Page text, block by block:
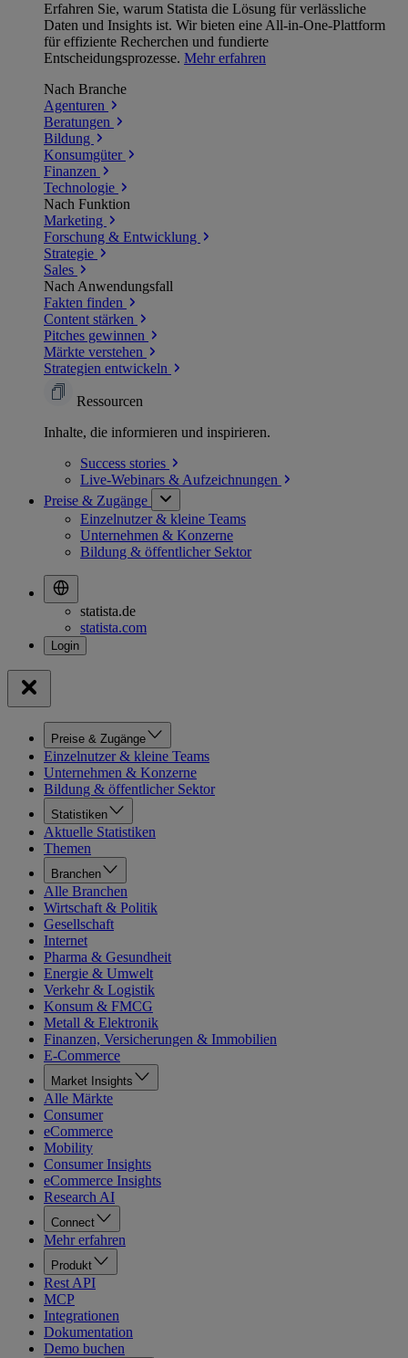
Erfahren Sie, warum Statista die Lösung für verlässliche
Daten und Insights ist. Wir bieten eine All-in-One-Plattform
für effiziente Recherchen und fundierte
Entscheidungsprozesse. Mehr erfahren
Nach Branche
Agenturen
Beratungen
Bildung
Konsumgüter
Finanzen
Technologie
Nach Funktion
Marketing
Forschung & Entwicklung
Strategie
Sales
Nach Anwendungsfall
Fakten finden
Content stärken
Pitches gewinnen
Märkte verstehen
Strategien entwickeln
Ressourcen
Inhalte, die informieren und inspirieren.
Success stories
Live-Webinars & Aufzeichnungen
Preise & Zugänge
Einzelnutzer & kleine Teams
Unternehmen & Konzerne
Bildung & öffentlicher Sektor
statista.de
statista.com
Preise & Zugänge
Einzelnutzer & kleine Teams
Unternehmen & Konzerne
Bildung & öffentlicher Sektor
Statistiken
Aktuelle Statistiken
Themen
Branchen
Alle Branchen
Wirtschaft & Politik
Gesellschaft
Internet
Pharma & Gesundheit
Energie & Umwelt
Verkehr & Logistik
Konsum & FMCG
Metall & Elektronik
Finanzen, Versicherungen & Immobilien
E-Commerce
Market Insights
Alle Märkte
Consumer
eCommerce
Mobility
Consumer Insights
eCommerce Insights
Research AI
Connect
Mehr erfahren
Produkt
Rest API
MCP
Integrationen
Dokumentation
Demo buchen